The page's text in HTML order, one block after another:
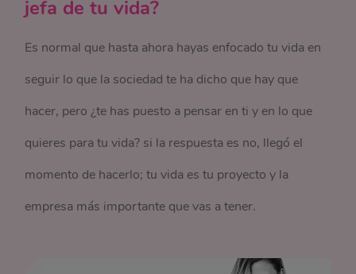
jefa de tu vida?
Es normal que hasta ahora hayas enfocado tu vida en
seguir lo que la sociedad te ha dicho que hay que
hacer, pero ¿te has puesto a pensar en ti y en lo que
quieres para tu vida? si la respuesta es no, llegó el
momento de hacerlo; tu vida es tu proyecto y la
empresa más importante que vas a tener.